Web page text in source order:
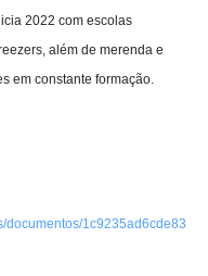
2022 com escolas
além de merenda e
em constante formação.
documentos/1c9235ad6cde83